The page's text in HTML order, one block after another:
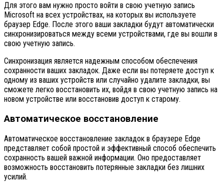
Для этого вам нужно просто войти в свою учетную запись
Microsoft на всех устройствах, на которых вы используете
браузер Edge. После этого ваши закладки будут автоматически
синхронизироваться между всеми устройствами, где вы вошли в
свою учетную запись.
Синхронизация является надежным способом обеспечения
сохранности ваших закладок. Даже если вы потеряете доступ к
одному из ваших устройств или случайно удалите закладки, вы
сможете легко восстановить их, войдя в свою учетную запись на
новом устройстве или восстановив доступ к старому.
Автоматическое восстановление
Автоматическое восстановление закладок в браузере Edge
представляет собой простой и эффективный способ обеспечить
сохранность вашей важной информации. Оно предоставляет
возможность восстановить потерянные закладки без лишних
усилий.